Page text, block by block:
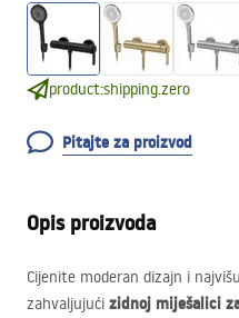
product:shipping.zero
Pitajte za proizvod
Opis proizvoda
Cijenite moderan dizajn i
zahvaljujući zidnoj miješalici